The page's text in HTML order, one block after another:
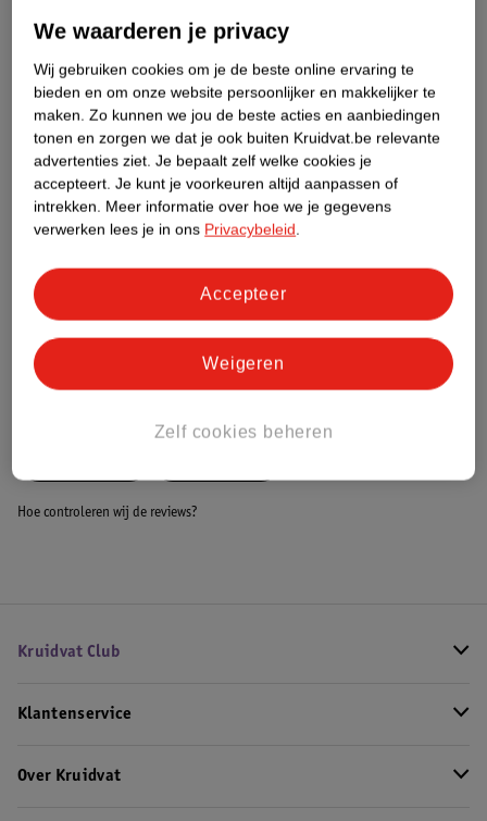
Productinformatie
Etiketinformatie
Nature Impact Score
Dit product heeft (nog) geen Nature
Impact Score.
Meer informatie
Hoe controleren wij de reviews?
Kruidvat Club
Klantenservice
Over Kruidvat
We waarderen je privacy
Wij gebruiken cookies om je de beste online ervaring te
bieden en om onze website persoonlijker en makkelijker te
maken. Zo kunnen we jou de beste acties en aanbiedingen
tonen en zorgen we dat je ook buiten Kruidvat.be relevante
advertenties ziet. Je bepaalt zelf welke cookies je
accepteert. Je kunt je voorkeuren altijd aanpassen of
intrekken. Meer informatie over hoe we je gegevens
verwerken lees je in ons Privacybeleid.
Zelf cookies beheren
Weigeren
Accepteer